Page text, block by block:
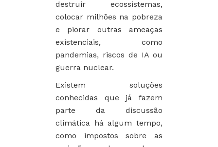
destruir ecossistemas,
colocar milhões na pobreza
e piorar outras ameaças
existenciais, como
pandemias, riscos de IA ou
guerra nuclear.
Existem soluções
conhecidas que já fazem
parte da discussão
climática há algum tempo,
como impostos sobre as